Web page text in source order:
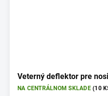
Veterný deflektor pre
NA CENTRÁLNOM SKLADE(10